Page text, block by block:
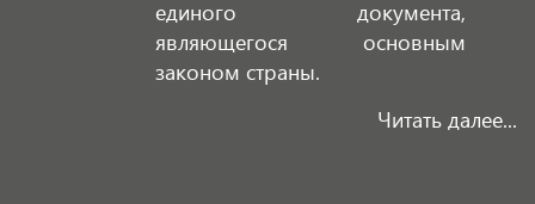
единого документа,
являющегося основным
законом страны.
Читать далее...